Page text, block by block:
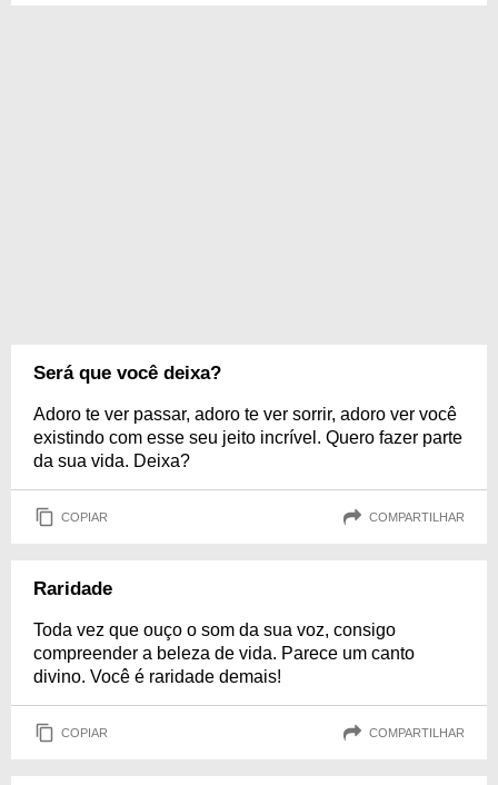
Será que você deixa?
Adoro te ver passar, adoro te ver sorrir, adoro ver você
existindo com esse seu jeito incrível. Quero fazer parte
da sua vida. Deixa?
COPIAR COMPARTILHAR
Raridade
Toda vez que ouço o som da sua voz, consigo
compreender a beleza de vida. Parece um canto
divino. Você é raridade demais!
COPIAR COMPARTILHAR